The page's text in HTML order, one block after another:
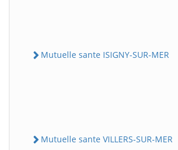
Mutuelle sante ISIGNY-SUR-MER
Mutuelle sante VILLERS-SUR-MER